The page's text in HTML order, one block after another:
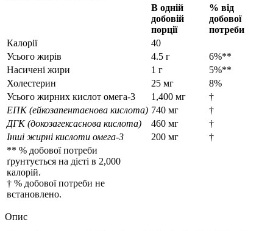
В одній
добовій
порції
% від
добової
потреби
Калорії
40
Усього жирів
4.5 г
6%**
Насичені жири
1 г
5%**
Холестерин
25 мг
8%
Усього жирних кислот омега-3
1,400 мг
†
ЕПК (ейкозапентаєнова кислота) 740 мг
†
ДГК (докозагексаєнова кислота)
460 мг
†
Інші жирні кислоти омега-3
200 мг
†
** % добової потреби
ґрунтується на дієті в 2,000
калорій.
† % добової потреби не
встановлено.
Опис